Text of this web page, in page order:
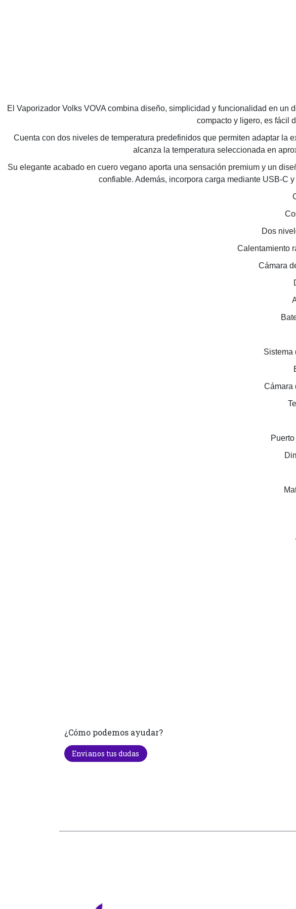
El Vaporizador Volks VOVA combina diseño, simplicidad y funcionalidad en
compacto y ligero, es fácil
Cuenta con dos niveles de temperatura predefinidos que permiten adaptar
alcanza la temperatura seleccionada en
Su elegante acabado en cuero vegano aporta una sensación premium y un
confiable. Además, incorpora carga mediante USB-C
Dos
Calentamiento
Cámara
Sistema
Cámara
¿Cómo podemos ayudar?
Envianos tus dudas